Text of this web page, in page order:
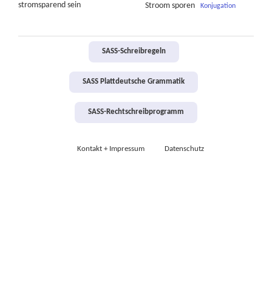
stromsparend sein Stroom sporen Konjugation
SASS-Schreibregeln
SASS Plattdeutsche Grammatik
SASS-Rechtschreibprogramm
Kontakt + Impressum Datenschutz